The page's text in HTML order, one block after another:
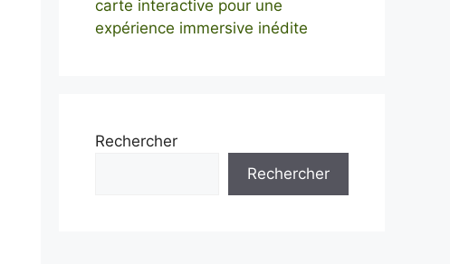
carte interactive pour une
expérience immersive inédite
Rechercher
Rechercher